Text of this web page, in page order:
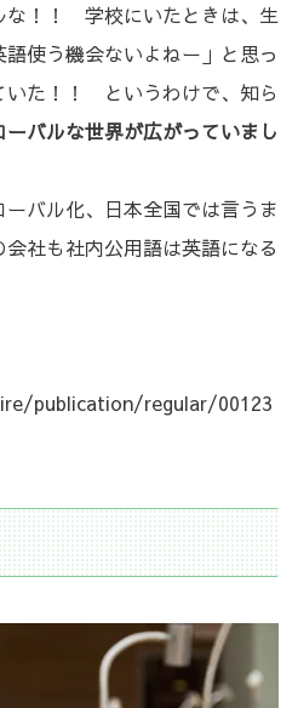
な！！ 学校にいたときは、生
使う機会ないよねー」と思っ
いた！！ というわけで、知ら
バルな世界が広がっていまし
バル化、日本全国では言うま
社も社内公用語は英語になる
publication/regular/00123